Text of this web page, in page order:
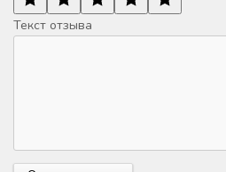
Текст отзыва